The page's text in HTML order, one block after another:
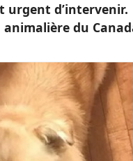
urgent d’intervenir.
du